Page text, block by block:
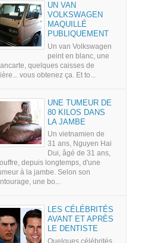
UN VAN
VOLKSWAGEN
MAQUILLÉ
PUBLIQUEMENT
Un van Volkswagen
peint en blanc, une
quelques caisses de
vous obtenez ça. Et to...
UNE TUMEUR DE
80 KILOS DANS
LA JAMBE
Un vietnamien de
31 ans, Nguyen Hai
Dui, âgé de 31 ans,
depuis longtemps, d'une
à la jambe. Selon son
une bo...
LES CÉLÉBRITÉS
AVANT ET APRÈS
LE DENTISTE
Quelques célébrités